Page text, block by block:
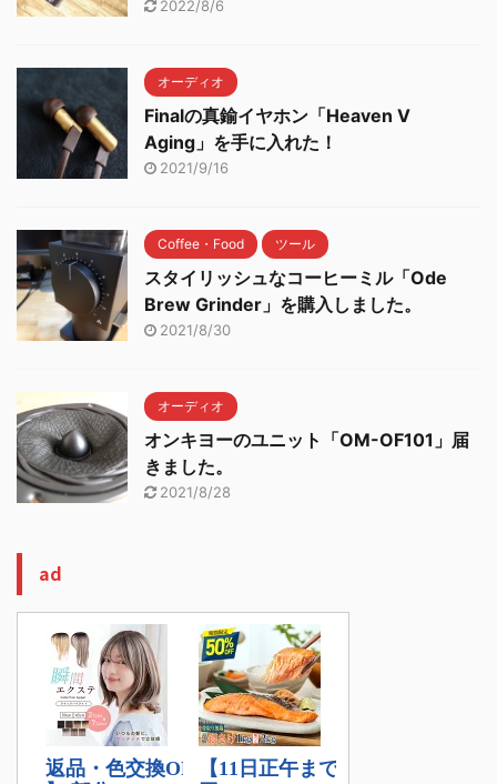
2022/8/6
オーディオ
Finalの真鍮イヤホン「Heaven V
Aging」を手に入れた！
2021/9/16
Coffee・Food ツール
スタイリッシュなコーヒーミル「Ode
Brew Grinder」を購入しました。
2021/8/30
オーディオ
オンキヨーのユニット「OM-OF101」届
きました。
2021/8/28
ad